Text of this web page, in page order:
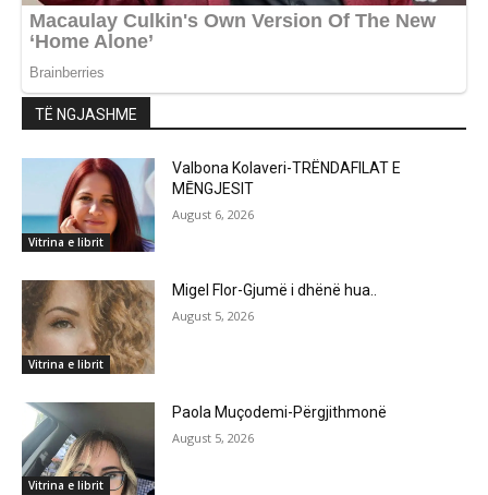
TË NGJASHME
Vitrina e librit
Valbona Kolaveri-TRËNDAFILAT E
MĒNGJESIT
August 6, 2026
Vitrina e librit
Migel Flor-Gjumë i dhënë hua..
August 5, 2026
Vitrina e librit
Paola Muçodemi-Përgjithmonë
August 5, 2026